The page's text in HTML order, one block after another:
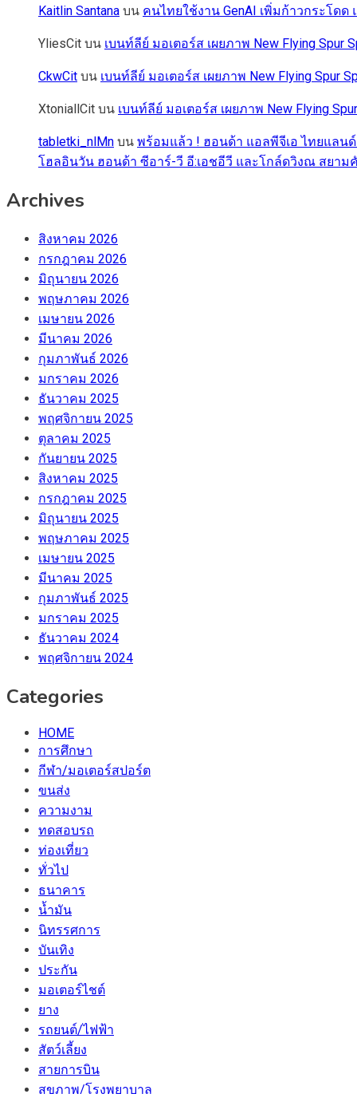
Kaitlin Santana บน คนไทยใช้งาน GenAI เพิ่มก้าวกระโด
YliesCit บน เบนท์ลีย์ มอเตอร์ส เผยภาพ New Flying
CkwCit บน เบนท์ลีย์ มอเตอร์ส เผยภาพ New Flying Spur
XtoniallCit บน เบนท์ลีย์ มอเตอร์ส เผยภาพ New Flying
tabletki_nlMn บน พร้อมแล้ว ! ฮอนด้า แอลพีจีเอ ไทยแลนด์
โฮลอินวัน ฮอนด้า ซีอาร์-วี อี:เอชอีวี และโกล์ดวิงณ สยา
Archives
สิงหาคม 2026
กรกฎาคม 2026
มิถุนายน 2026
พฤษภาคม 2026
เมษายน 2026
มีนาคม 2026
กุมภาพันธ์ 2026
มกราคม 2026
ธันวาคม 2025
พฤศจิกายน 2025
ตุลาคม 2025
กันยายน 2025
สิงหาคม 2025
กรกฎาคม 2025
มิถุนายน 2025
พฤษภาคม 2025
เมษายน 2025
มีนาคม 2025
กุมภาพันธ์ 2025
มกราคม 2025
ธันวาคม 2024
พฤศจิกายน 2024
Categories
HOME
การศึกษา
กีฬา/มอเตอร์สปอร์ต
ขนส่ง
ความงาม
ทดสอบรถ
ท่องเที่ยว
ทั่วไป
ธนาคาร
น้ำมัน
นิทรรศการ
บันเทิง
ประกัน
มอเตอร์ไชต์
ยาง
รถยนต์/ไฟฟ้า
สัตว์เลี้ยง
สายการบิน
สุขภาพ/โรงพยาบาล